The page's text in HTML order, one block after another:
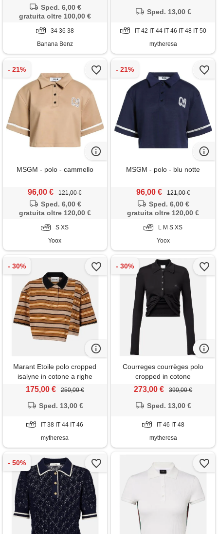
Sped. 6,00 €
gratuita oltre 100,00 €
34 36 38
Banana Benz
Sped. 13,00 €
IT 42 IT 44 IT 46 IT 48 IT 50
mytheresa
MSGM - polo - cammello
96,00 € 121,00 €
Sped. 6,00 €
gratuita oltre 120,00 €
S XS
Yoox
MSGM - polo - blu notte
96,00 € 121,00 €
Sped. 6,00 €
gratuita oltre 120,00 €
L M S XS
Yoox
Marant Etoile polo cropped
isalyne in cotone a righe
175,00 € 250,00 €
Sped. 13,00 €
IT 38 IT 44 IT 46
mytheresa
Courreges courrèges polo
cropped in cotone
273,00 € 390,00 €
Sped. 13,00 €
IT 46 IT 48
mytheresa